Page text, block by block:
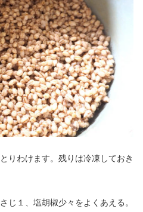
りわけます。残りは冷凍しておき
じ１、塩胡椒少々をよくあえる。